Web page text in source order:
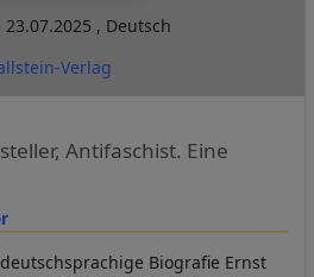
23.07.2025 , Deutsch
Verlag
Antifaschist. Eine
Biografie Ernst